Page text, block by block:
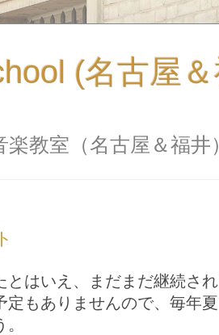
(名古屋
教室（名古屋＆福井
はいえ、まだまだ継続され
定もありませんので、毎年